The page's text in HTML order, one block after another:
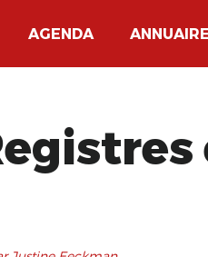
AGENDA ANNUAIRE